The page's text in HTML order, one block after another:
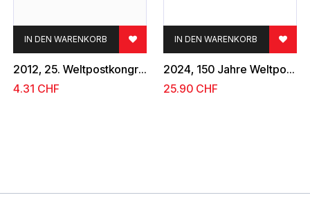
2012, 25. Weltpostkongress
IN DEN WARENKORB
4.31 CHF
2024, 150 Jahre Weltpostverein
IN DEN WARENKORB
25.90CHF